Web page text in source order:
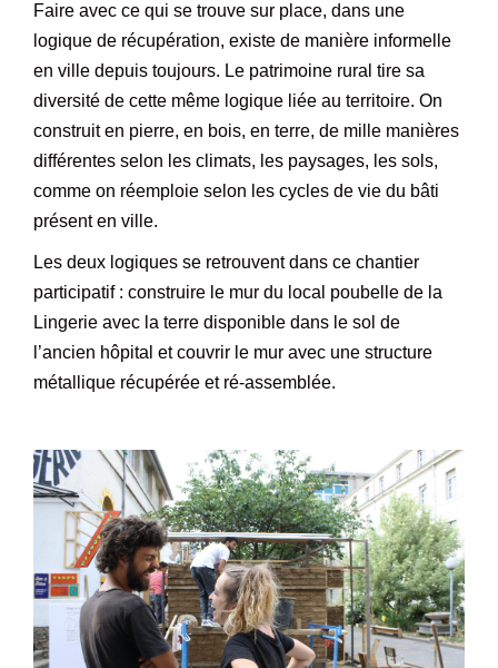
Faire avec ce qui se trouve sur place, dans une
logique de récupération, existe de manière informelle
en ville depuis toujours. Le patrimoine rural tire sa
diversité de cette même logique liée au territoire. On
construit en pierre, en bois, en terre, de mille manières
différentes selon les climats, les paysages, les sols,
comme on réemploie selon les cycles de vie du bâti
présent en ville.
Les deux logiques se retrouvent dans ce chantier
participatif : construire le mur du local poubelle de la
Lingerie avec la terre disponible dans le sol de
l’ancien hôpital et couvrir le mur avec une structure
métallique récupérée et ré-assemblée.